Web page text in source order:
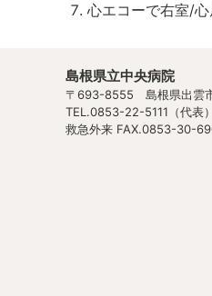
心エコーで右室/
島根県立中央病院
〒693-8555 島根県出雲
TEL.0853-22-5111（代
救急外来 FAX.0853-30-